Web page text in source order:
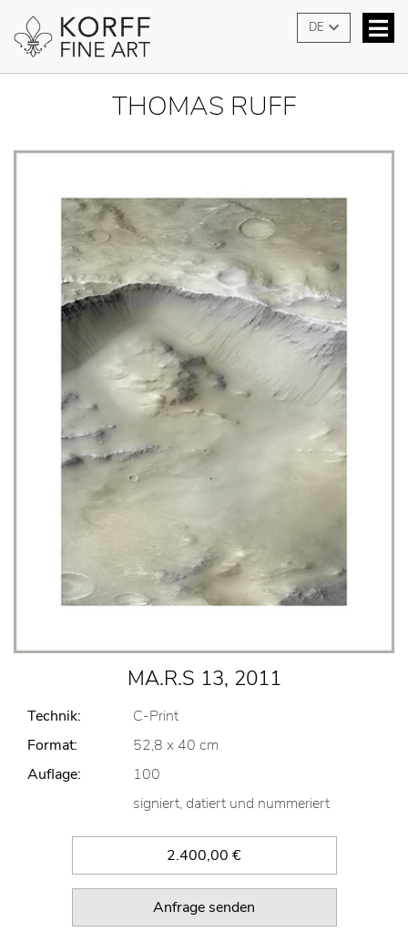
DE
THOMAS RUFF
MA.R.S 13, 2011
Technik:
C-Print
Format:
52,8 x 40 cm
Auflage:
100
signiert, datiert und nummeriert
2.400,00 €
Anfrage senden